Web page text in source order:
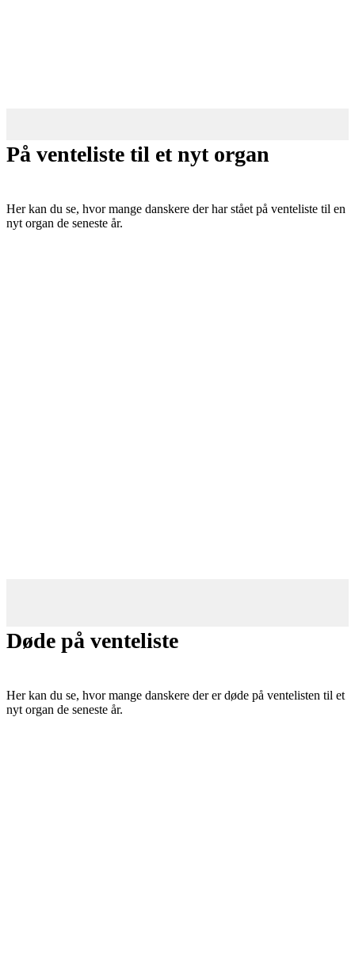
På venteliste til et nyt organ
Her kan du se, hvor mange danskere der har stået på venteliste til en
nyt organ de seneste år.
Døde på venteliste
Her kan du se, hvor mange danskere der er døde på ventelisten til et
nyt organ de seneste år.